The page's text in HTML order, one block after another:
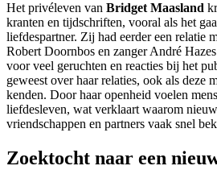
Het privéleven van Bridget Maasland
kranten en tijdschriften, vooral als het
liefdespartner. Zij had eerder een relatie
Robert Doornbos en zanger André
voor veel geruchten en reacties bij het
geweest over haar relaties, ook als deze
kenden. Door haar openheid voelen
liefdesleven, wat verklaart waarom
vriendschappen en partners vaak snel
Zoektocht naar een